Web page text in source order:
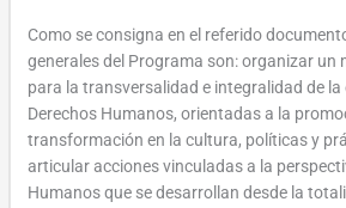
Como se consigna en el referido
generales del Programa son: organizar un
para la transversalidad e integralidad de la
Derechos Humanos, orientadas a la
transformación en la cultura, políticas y
articular acciones vinculadas a la
Humanos que se desarrollan desde la